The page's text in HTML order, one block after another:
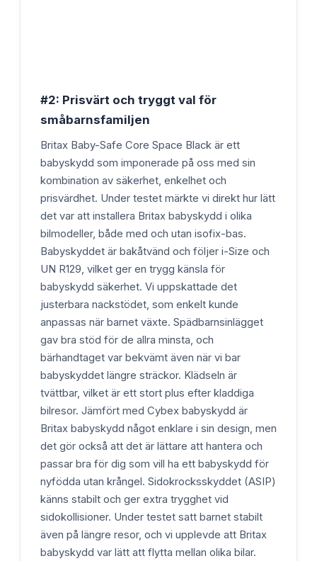
#2: Prisvärt och tryggt val för
småbarnsfamiljen
Britax Baby-Safe Core Space Black är ett
babyskydd som imponerade på oss med sin
kombination av säkerhet, enkelhet och
prisvärdhet. Under testet märkte vi direkt hur lätt
det var att installera Britax babyskydd i olika
bilmodeller, både med och utan isofix-bas.
Babyskyddet är bakåtvänd och följer i-Size och
UN R129, vilket ger en trygg känsla för
babyskydd säkerhet. Vi uppskattade det
justerbara nackstödet, som enkelt kunde
anpassas när barnet växte. Spädbarnsinlägget
gav bra stöd för de allra minsta, och
bärhandtaget var bekvämt även när vi bar
babyskyddet längre sträckor. Klädseln är
tvättbar, vilket är ett stort plus efter kladdiga
bilresor. Jämfört med Cybex babyskydd är
Britax babyskydd något enklare i sin design, men
det gör också att det är lättare att hantera och
passar bra för dig som vill ha ett babyskydd för
nyfödda utan krångel. Sidokrocksskyddet (ASIP)
känns stabilt och ger extra trygghet vid
sidokollisioner. Under testet satt barnet stabilt
även på längre resor, och vi upplevde att Britax
babyskydd var lätt att flytta mellan olika bilar.